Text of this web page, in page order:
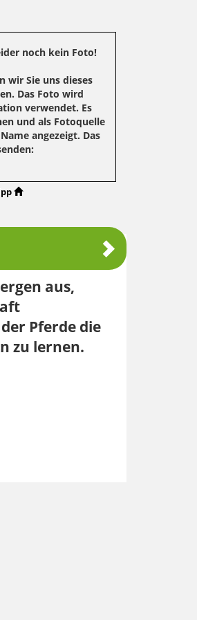
noch kein Foto!
wir Sie uns dieses
Das Foto wird
verwendet. Es
und als Fotoquelle
angezeigt. Das
aus,
Pferde die
zu lernen.